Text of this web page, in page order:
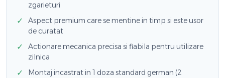
zgarieturi
✓
Aspect premium care se mentine in timp si este usor
de curatat
✓
Actionare mecanica precisa si fiabila pentru utilizare
zilnica
✓
Montaj incastrat in 1 doza standard german (2